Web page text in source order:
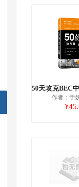
作者：于